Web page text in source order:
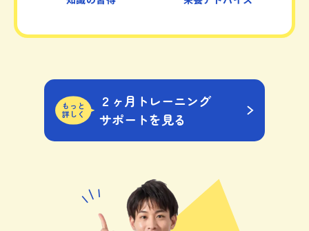
もっと
詳しく
２ヶ月トレーニング
サポートを見る